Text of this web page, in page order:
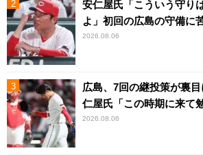
安仁屋氏「こういう守り
よ」初回の広島の守備に
2026.08.06
広島、7回の継投策が裏
仁屋氏「この時期に来て
2026.08.06